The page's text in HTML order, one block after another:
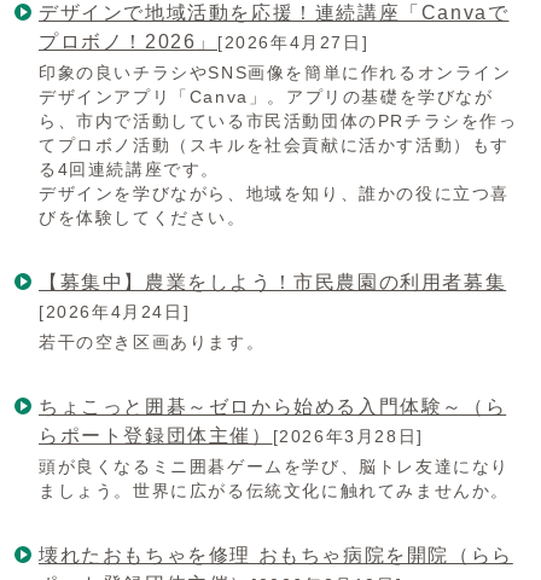
デザインで地域活動を応援！連続講座「Canvaで
プロボノ！2026」 [2026年4月27日]
印象の良いチラシやSNS画像を簡単に作れるオンライン
デザインアプリ「Canva」。アプリの基礎を学びなが
ら、市内で活動している市民活動団体のPRチラシを作っ
てプロボノ活動（スキルを社会貢献に活かす活動）もす
る4回連続講座です。
デザインを学びながら、地域を知り、誰かの役に立つ喜
びを体験してください。
【募集中】農業をしよう！市民農園の利用者募集
[2026年4月24日]
若干の空き区画あります。
ちょこっと囲碁～ゼロから始める入門体験～（ら
らポート登録団体主催）
[2026年3月28日]
頭が良くなるミニ囲碁ゲームを学び、脳トレ友達になり
ましょう。世界に広がる伝統文化に触れてみませんか。
壊れたおもちゃを修理 おもちゃ病院を開院（らら